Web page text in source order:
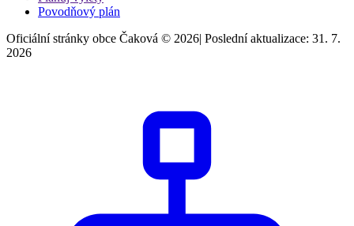
Povodňový plán
Oficiální stránky obce Čaková © 2026| Poslední aktualizace: 31. 7.
2026